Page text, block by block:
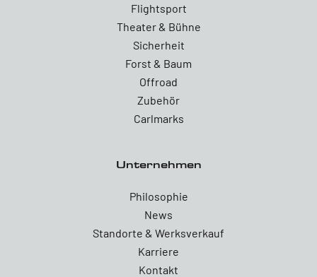
Flightsport
Theater & Bühne
Sicherheit
Forst & Baum
Offroad
Zubehör
Carlmarks
Unternehmen
Philosophie
News
Standorte & Werksverkauf
Karriere
Kontakt